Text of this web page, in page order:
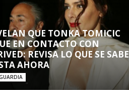
QUE TONKA TOMICIC
EN CONTACTO CON
REVISA LO QUE SE SABE
AHORA